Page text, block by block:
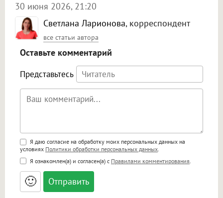
Светлана Ларионова, корреспондент
все статьи автора
30 июня 2026, 21:20
Оставьте комментарий
Представьтесь
Поддержка HTML
<b>, <strong>, <u>, <i>, <em>, <s>, <big>,
<small>, <sup>, <sub>, <pre>, <ul>, <ol>, <li>,
<blockquote>, <code> экранирует HTML,
адреса URL автоматически становятся
ссылками, и [img]адрес[/img] будет
Я даю согласие на обработку моих персональных данных на
условиях Политики обработки персональных данных
Я ознакомлен(а) и согласен(а) с Правилами комментирования
🙂